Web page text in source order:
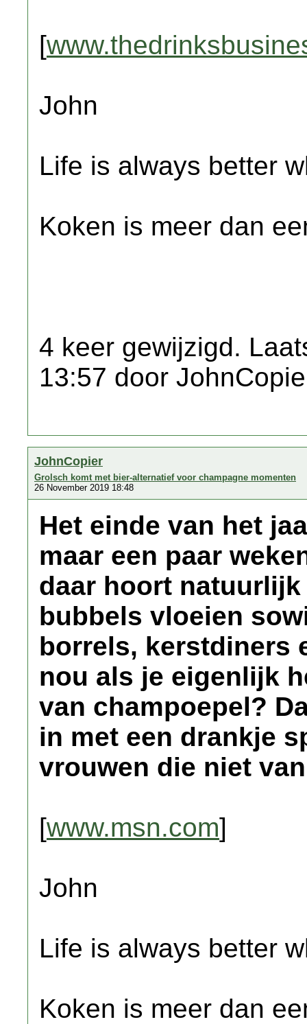
[
John
Life is always better
Koken is meer dan
4 keer gewijzigd.
13:57 door
JohnCopier
Grolsch komt met bier-alternatief voor champagne momenten
26 November 2019 18:48
Het einde van het
maar een paar
daar hoort
bubbels vloeien
borrels, kerstdiners
nou als je eigenlijk
van champoepel?
in met een drankje
vrouwen die niet
[www.msn.com]
John
Life is always better
Koken is meer dan